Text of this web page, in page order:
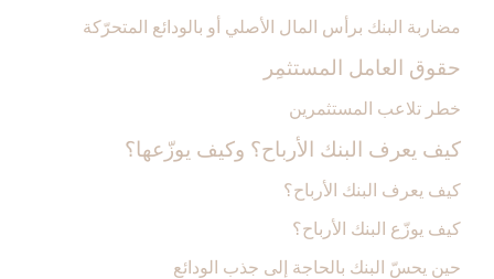
مضاربة البنك برأس المال الأصلي أو بالودائع المتحرّكة
حقوق العامل المستثمِر
خطر تلاعب المستثمرين
كيف يعرف البنك الأرباح؟ وكيف يوزّعها؟
كيف يعرف البنك الأرباح؟
كيف يوزّع البنك الأرباح؟
حين يحسّ البنك بالحاجة إلى جذب الودائع